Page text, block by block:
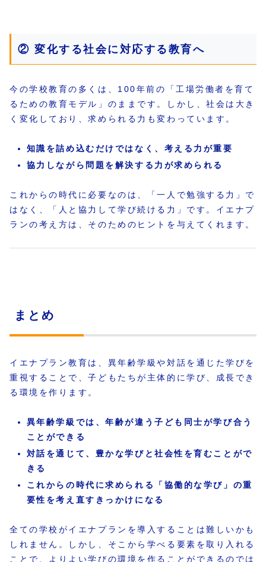
② 変化する社会に対応する教育へ
今の学校教育の多くは、100年前の「工場労働者を育て
るための教育モデル」のままです。しかし、社会は大き
く変化しており、求められる力も変わっています。
知識を詰め込むだけではなく、考える力が重要
協力しながら問題を解決する力が求められる
これからの時代に必要なのは、「一人で勉強する力」で
はなく、「人と協力して学び続ける力」です。イエナプ
ランの考え方は、そのためのヒントを与えてくれます。
まとめ
イエナプラン教育は、異年齢学級や対話を通じた学びを
重視することで、子どもたちが主体的に学び、成長でき
る環境を作ります。
異年齢学級では、年齢が違う子ども同士が学び合う
ことができる
対話を通じて、豊かな学びと社会性を育むことがで
きる
これからの時代に求められる「協働的な学び」の重
要性を考え直すきっかけになる
全ての学校がイエナプランを導入することは難しいかも
しれません。しかし、そこから学べる要素を取り入れる
ことで、よりよい学びの環境を作ることができるのでは